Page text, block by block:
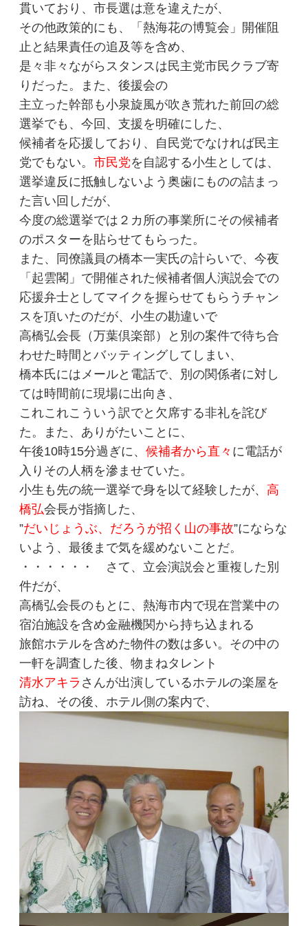
貫いており、市長選は意を違えたが、
その他政策的にも、「熱海花の博覧会」開催阻
止と結果責任の追及等を含め、
是々非々ながらスタンスは民主党市民クラブ寄
りだった。また、後援会の
主立った幹部も小泉旋風が吹き荒れた前回の総
選挙でも、今回、支援を明確にした、
候補者を応援しており、自民党でなければ民主
党でもない。市民党を自認する小生としては、
選挙違反に抵触しないよう奥歯にものの詰まっ
た言い回しだが、
今度の総選挙では２カ所の事業所にその候補者
のポスターを貼らせてもらった。
また、同僚議員の橋本一実氏の計らいで、今夜
「起雲閣」で開催された候補者個人演説会での
応援弁士としてマイクを握らせてもらうチャン
スを頂いたのだが、小生の勘違いで
高橋弘会長（万葉倶楽部）と別の案件で待ち合
わせた時間とバッティングしてしまい、
橋本氏にはメールと電話で、別の関係者に対し
ては時間前に現場に出向き、
これこれこういう訳でと欠席する非礼を詫び
た。また、ありがたいことに、
午後10時15分過ぎに、候補者から直々 に電話が
入りその人柄を滲ませていた。
小生も先の統一選挙で身を以て経験したが、高
橋弘会長が指摘した、
”だいじょうぶ、だろうが招く山の事故”にならな
いよう、最後まで気を緩めないことだ。
・・・・・・ さて、立会演説会と重複した別
件だが、
高橋弘会長のもとに、熱海市内で現在営業中の
宿泊施設を含め金融機関から持ち込まれる
旅館ホテルを含めた物件の数は多い。その中の
一軒を調査した後、物まねタレント
清水アキラ さんが出演しているホテルの楽屋を
訪ね、その後、ホテル側の案内で、